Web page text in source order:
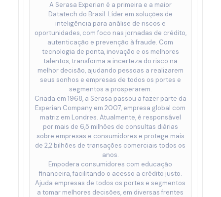
A Serasa Experian é a primeira e a maior
Datatech do Brasil. Líder em soluções de
inteligência para análise de riscos e
oportunidades, com foco nas jornadas de crédito,
autenticação e prevenção à fraude. Com
tecnologia de ponta, inovação e os melhores
talentos, transforma a incerteza do risco na
melhor decisão, ajudando pessoas a realizarem
seus sonhos e empresas de todos os portes e
segmentos a prosperarem.
Criada em 1968, a Serasa passou a fazer parte da
Experian Company em 2007, empresa global com
matriz em Londres. Atualmente, é responsável
por mais de 6,5 milhões de consultas diárias
sobre empresas e consumidores e protege mais
de 2,2 bilhões de transações comerciais todos os
anos.
Empodera consumidores com educação
financeira, facilitando o acesso a crédito justo.
Ajuda empresas de todos os portes e segmentos
a tomar melhores decisões, em diversas frentes